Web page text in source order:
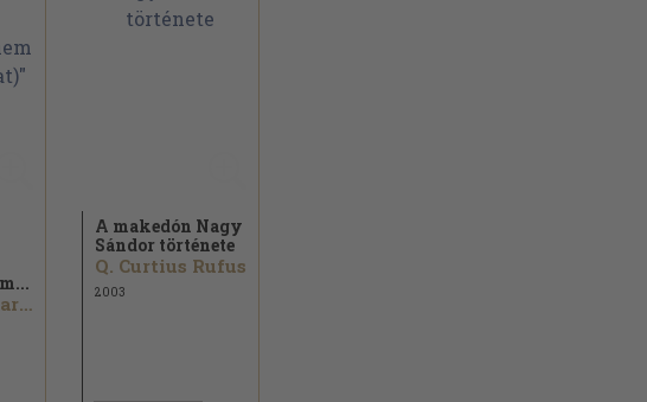
A. Den Doolaard...
A makedón Nagy
Sándor története
Q. Curtius Rufus
2003